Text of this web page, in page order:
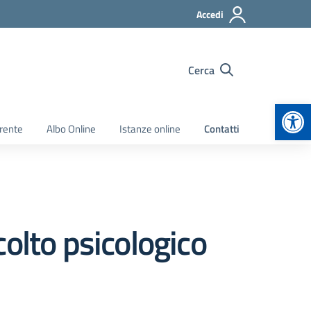
Accedi
Cerca
Albo Online Istanze online Contatti
psicologico